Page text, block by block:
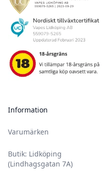
Information
Varumärken
Butik: Lidköping
(Lindhagsgatan 7A)